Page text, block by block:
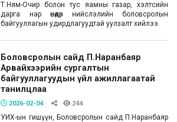
Т.Ням-Очир болон тус яамны газар, хэлтсийн
дарга нар өнөөдөр нийслэлийн боловсролын
байгууллагын удирдлагуудтай уулзалт хийлээ.
Боловсролын сайд П.Наранбаяр
Арвайхээрийн сургалтын
байгууллагуудын үйл ажиллагаатай
танилцлаа
2026-02-04 244
УИХ-ын гишүүн, Боловсролын сайд П.Наранбаяр